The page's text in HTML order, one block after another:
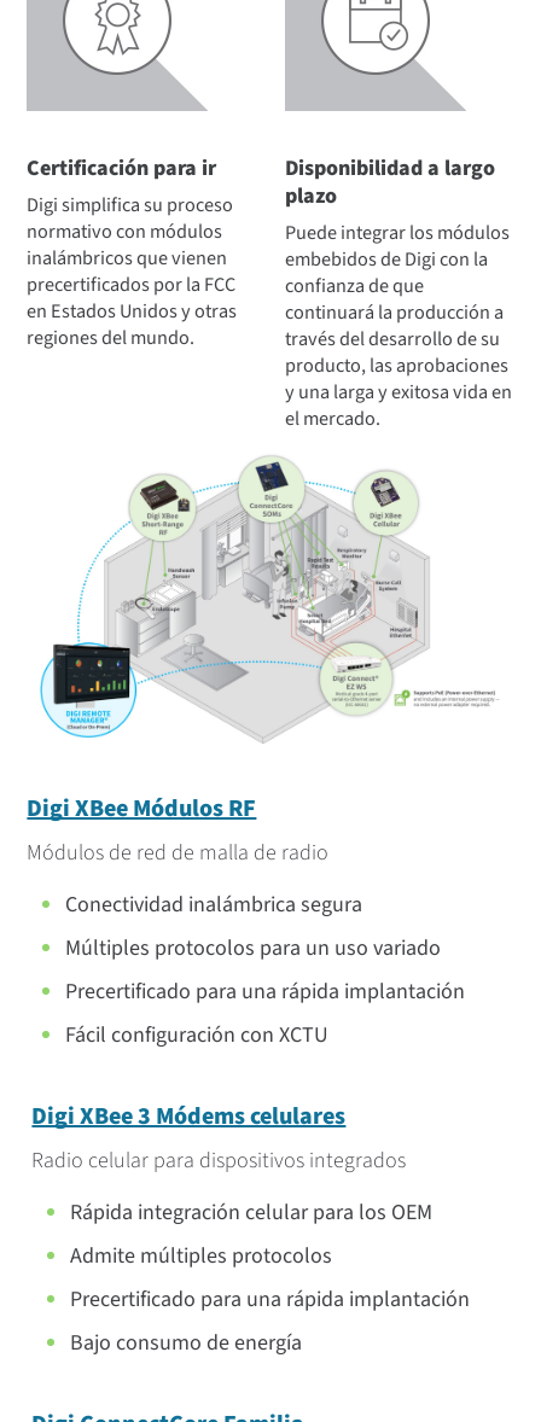
Certificación para ir
Digi simplifica su proceso
normativo con módulos
inalámbricos que vienen
precertificados por la FCC
en Estados Unidos y otras
regiones del mundo.
Disponibilidad a largo
plazo
Puede integrar los módulos
embebidos de Digi con la
confianza de que
continuará la producción a
través del desarrollo de su
producto, las aprobaciones
y una larga y exitosa vida en
el mercado.
Digi XBee Módulos RF
Módulos de red de malla de radio
Conectividad inalámbrica segura
Múltiples protocolos para un uso variado
Precertificado para una rápida implantación
Fácil configuración con XCTU
Digi XBee 3 Módems celulares
Radio celular para dispositivos integrados
Rápida integración celular para los OEM
Admite múltiples protocolos
Precertificado para una rápida implantación
Bajo consumo de energía